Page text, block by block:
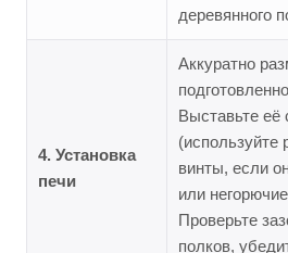
деревянного
4. Установка
печи
Аккуратно
Выставьте её
(используйте
винты, если
или
Проверьте
полков,